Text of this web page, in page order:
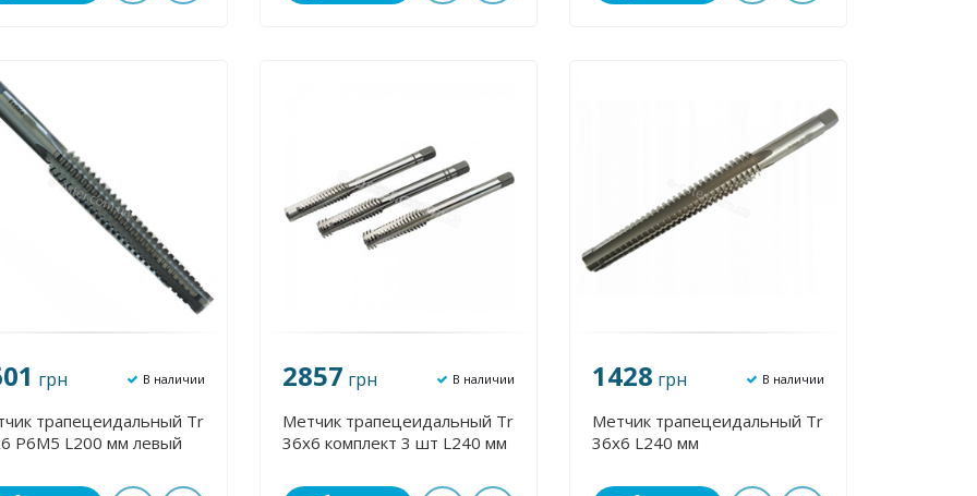
грн В наличии
трапецеидальный Tr
Р6М5 L200 мм левый
2857 грн В наличии
Метчик трапецеидальный Tr
36х6 комплект 3 шт L240 мм
1428 грн В наличии
Метчик трапецеидальный Tr
36х6 L240 мм